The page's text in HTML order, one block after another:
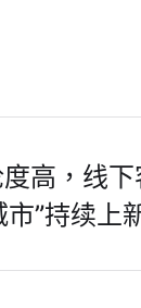
高，线
”持续上